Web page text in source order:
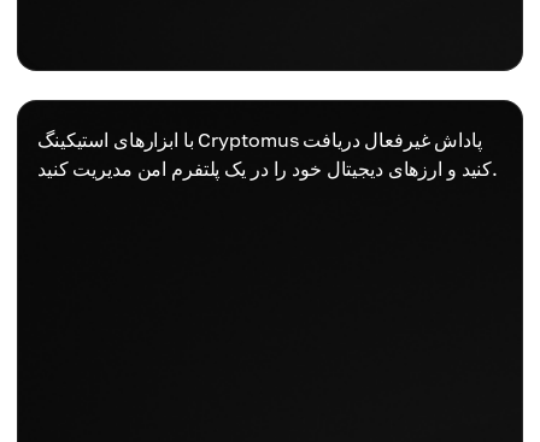
با ابزارهای استیکینگ Cryptomus پاداش غیرفعال دریافت
کنید و ارزهای دیجیتال خود را در یک پلتفرم امن مدیریت کنید.